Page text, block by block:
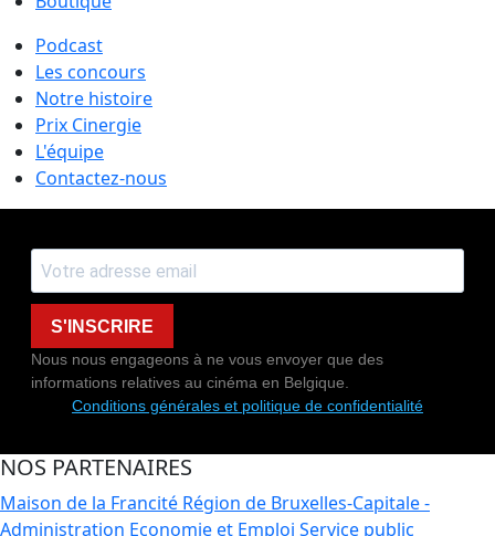
Podcast
Les concours
Notre histoire
Prix Cinergie
L'équipe
Contactez-nous
S'INSCRIRE
Nous nous engageons à ne vous envoyer que des
informations relatives au cinéma en Belgique.
Conditions générales et politique de confidentialité
NOS PARTENAIRES
Maison de la Francité Région de Bruxelles-Capitale -
Administration Economie et Emploi Service public